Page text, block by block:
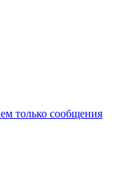
только сообщения